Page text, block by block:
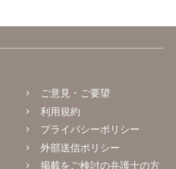
ご意見・ご要望
利用規約
プライバシーポリシー
外部送信ポリシー
掲載をご検討の弁護士の方